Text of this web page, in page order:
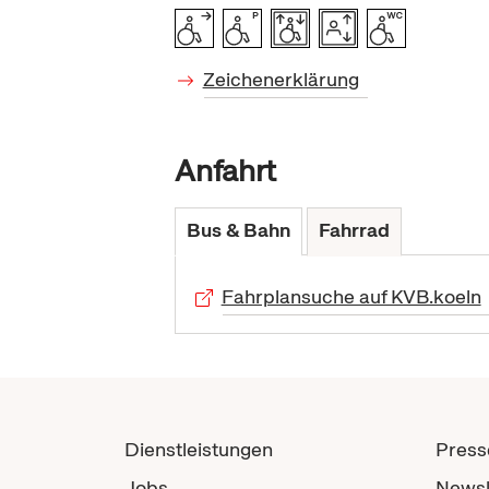
Zeichenerklärung
Anfahrt
Bus & Bahn Fahrrad
Fahrplansuche auf KVB.koeln
Dienstleistungen